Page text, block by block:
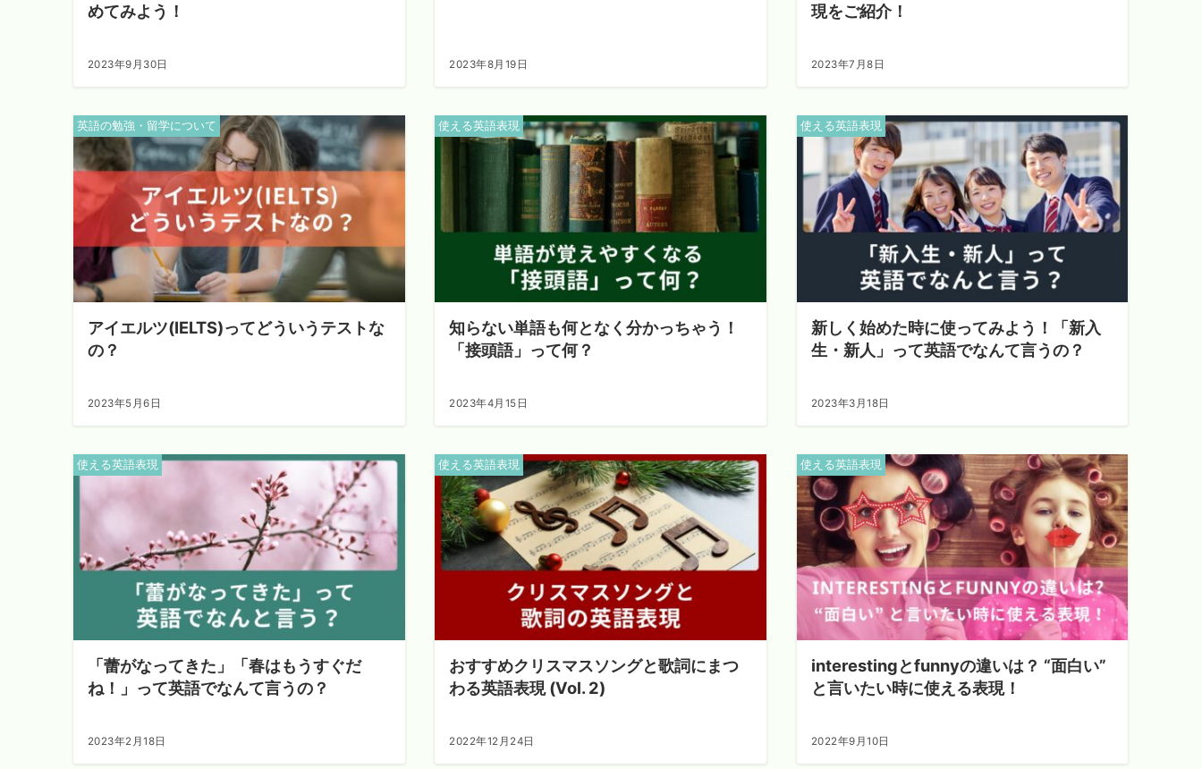
めてみよう！
2023年9月30日 2023年8月19日
現をご紹介！
2023年7月8日
英語の勉強・留学について
アイエルツ(IELTS)ってどういうテストな
の？
2023年5月6日
使える英語表現
知らない単語も何となく分かっちゃう！
「接頭語」って何？
2023年4月15日
使える英語表現
新しく始めた時に使ってみよう！「新入
生・新人」って英語でなんて言うの？
2023年3月18日
使える英語表現
「蕾がなってきた」「春はもうすぐだ
ね！」って英語でなんて言うの？
2023年2月18日
使える英語表現
おすすめクリスマスソングと歌詞にまつ
わる英語表現 (Vol. 2)
2022年12月24日
使える英語表現
interestingとfunnyの違いは？ “面白い”
と言いたい時に使える表現！
2022年9月10日